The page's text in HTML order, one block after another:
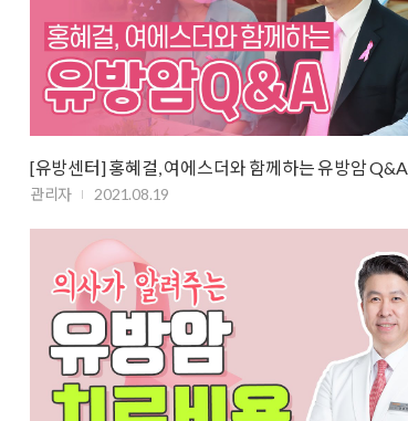
[유방센터] 홍혜걸, 여에스더와 함께하는 유방암 Q&A
관리자 2021.08.19